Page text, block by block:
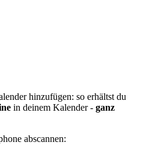
hinzufügen: so erhältst du
in deinem Kalender - ganz
abscannen: